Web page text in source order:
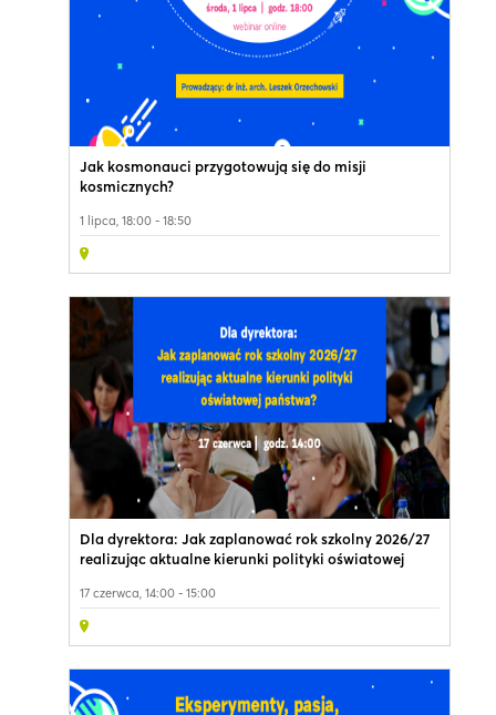
Jak kosmonauci przygotowują się do misji
kosmicznych?
1 lipca, 18:00 - 18:50
Dla dyrektora: Jak zaplanować rok szkolny 2026/27
realizując aktualne kierunki polityki oświatowej
17 czerwca, 14:00 - 15:00